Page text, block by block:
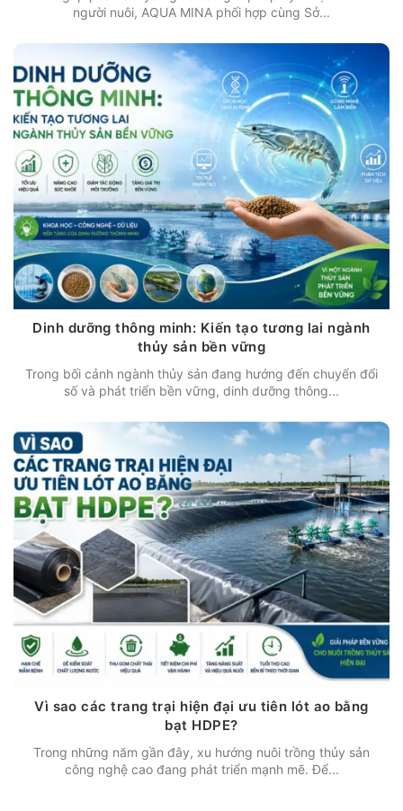
người nuôi, AQUA MINA phối hợp cùng Sở...
Dinh dưỡng thông minh: Kiến tạo tương lai ngành
thủy sản bền vững
Trong bối cảnh ngành thủy sản đang hướng đến chuyển đổi
số và phát triển bền vững, dinh dưỡng thông...
Vì sao các trang trại hiện đại ưu tiên lót ao bằng
bạt HDPE?
Trong những năm gần đây, xu hướng nuôi trồng thủy sản
công nghệ cao đang phát triển mạnh mẽ. Để...